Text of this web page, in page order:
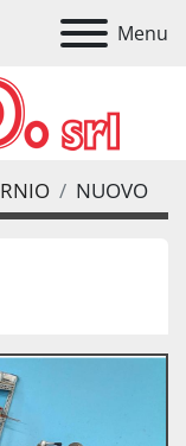
Menu
NUOVO